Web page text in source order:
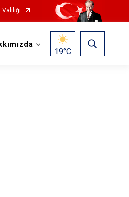
Valiliği
19°C